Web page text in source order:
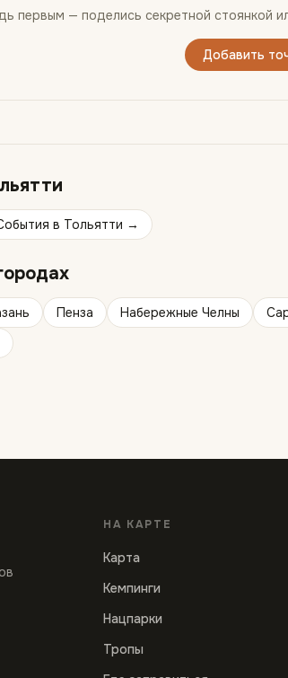
первым — поделись секретной стоянкой
Добавить
в Тольятти →
Пенза Набережные Челны
НА КАРТЕ
Карта
Кемпинги
Нацпарки
Тропы